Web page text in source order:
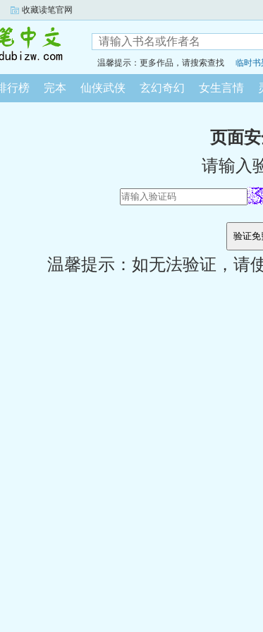
收藏读笔官网
温馨提示：更多作品，请搜索查找 临时书
行榜 完本 仙侠武侠 玄幻奇幻 女生言情
页面
请输入
温馨提示：如无法验证，请